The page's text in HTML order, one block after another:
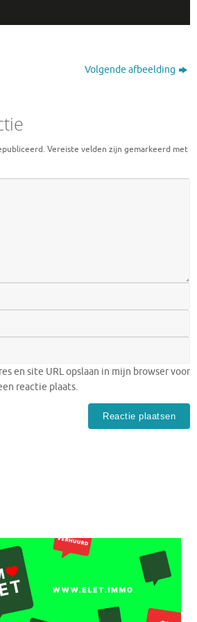
Volgende afbeelding
Vereiste velden zijn gemarkeerd met
en site URL opslaan in mijn browser voor
reactie plaats.